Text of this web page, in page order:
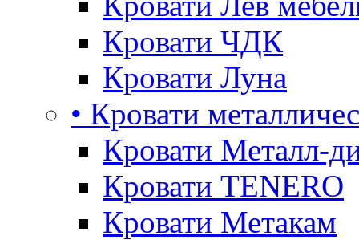
Кровати ЧДК
Кровати Луна
• Кровати
Кровати Металл-
Кровати TENERO
Кровати Метакам